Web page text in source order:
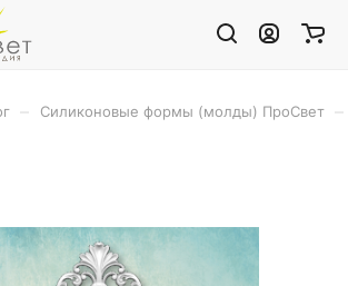
Силиконовые формы (молды) ПроСвет